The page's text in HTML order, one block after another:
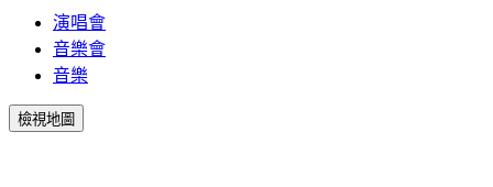
演唱會
音樂會
音樂
檢視地圖